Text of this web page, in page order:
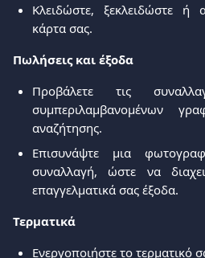
Κλειδώστε, ξεκλειδώστε ή
κάρτα σας.
Πωλήσεις και έξοδα
Προβάλετε τις
συμπεριλαμβανομένων
αναζήτησης.
Επισυνάψτε μια
συναλλαγή, ώστε να
επαγγελματικά σας έξοδα.
Τερματικά
Ενεργοποιήστε το τερματικό